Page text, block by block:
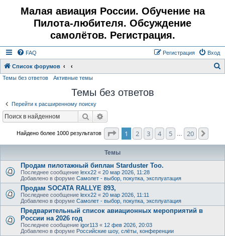
Малая авиация России. Обучение на
Пилота-любителя. Обсуждение
самолётов. Регистрация.
FAQ Вход
Регистрация
Список форумов
Темы без ответов Активные темы
Темы без ответов
Перейти к расширенному поиску
Поиск
Найдено более 1000 результатов Страница1 из
1 2 3 4 5 20
Темы
Продам пилотажный биплан Starduster Too.
Последнее сообщение lexx22 « 20 мар 2026, 11:28
Добавлено в форуме Самолет - выбор, покупка, эксплуатация
Продам SOCATA RALLYE 893,
Последнее сообщение lexx22 « 20 мар 2026, 11:11
Добавлено в форуме Самолет - выбор, покупка, эксплуатация
Предварительный список авиационных мероприятий в
России на 2026 год
Последнее сообщение igor113 « 12 фев 2026, 20:03
Добавлено в форуме Российские шоу, слёты, конференции